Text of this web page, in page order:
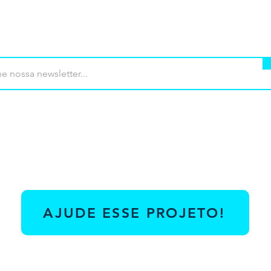
AJUDE ESSE PROJETO!